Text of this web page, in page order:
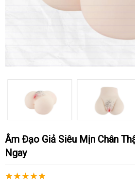
Âm Đạo Giả Siêu Mịn Chân Thật Kích Thích Mua
Ngay